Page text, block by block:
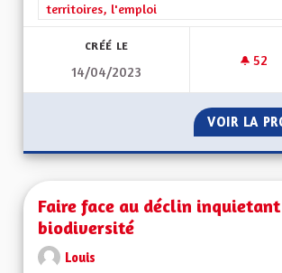
territoires, l'emploi
CRÉÉ LE
14/04/2023
52
VOIR LA
Faire face au déclin
biodiversité
Louis